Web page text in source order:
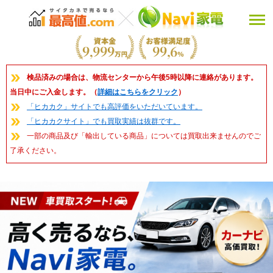
検品済みの場合は、物流センターから午後5時以降に連絡があります。
当日中にご入金します。（詳細はこちらをクリック ）
「ヒカカク」サイトでも高評価をいただいています。
「ヒカカクサイト」でも買取実績は抜群です。
一部の商品及び「輸出している商品」については買取出来ませんのでご
了承ください。